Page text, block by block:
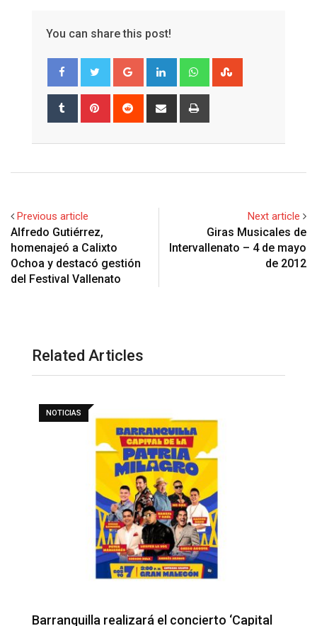
You can share this post!
Google+ LinkedIn Whatsapp
Tumblr Pinterest Reddit
Share
Previous article
Alfredo Gutiérrez,
homenajeó a Calixto
Ochoa y destacó gestión
del Festival Vallenato
Next article
Giras Musicales de
Intervallenato – 4 de mayo
de 2012
Related Articles
NOTICIAS
Barranquilla realizará el concierto ‘Capital